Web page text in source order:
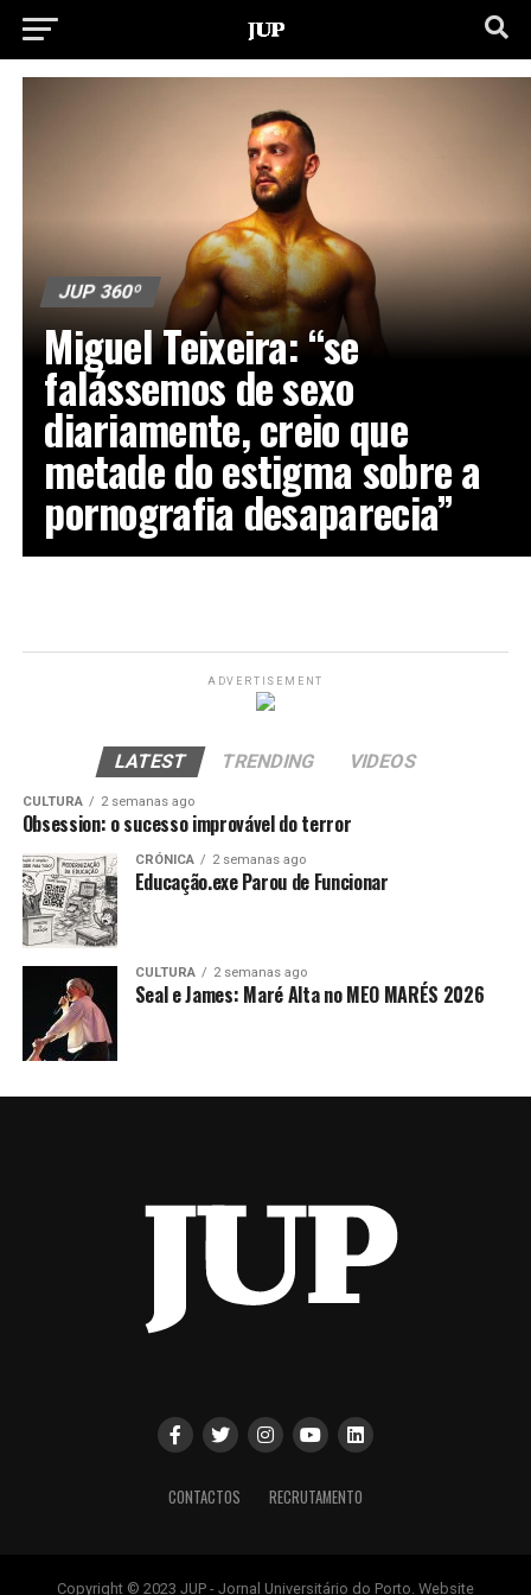
JUP 360º
Miguel Teixeira: “se
falássemos de sexo
diariamente, creio que
metade do estigma sobre a
pornografia desaparecia”
ADVERTISEMENT
LATEST TRENDING VIDEOS
CULTURA 2 semanas ago
Obsession: o sucesso improvável do terror
CRÓNICA 2 semanas ago
Educação.exe Parou de Funcionar
CULTURA 2 semanas ago
Seal e James: Maré Alta no MEO MARÉS 2026
CONTACTOS RECRUTAMENTO
Copyright © 2023 JUP - Jornal Universitário do Porto. Website